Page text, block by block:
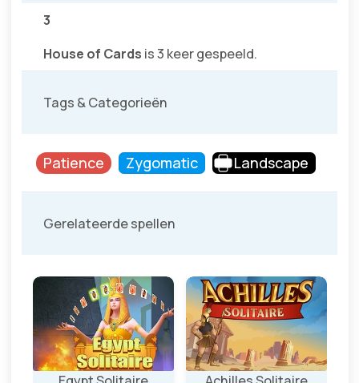
3
House of Cards is 3 keer gespeeld.
Tags & Categorieën
Patience Zygomatic Landscape
Gerelateerde spellen